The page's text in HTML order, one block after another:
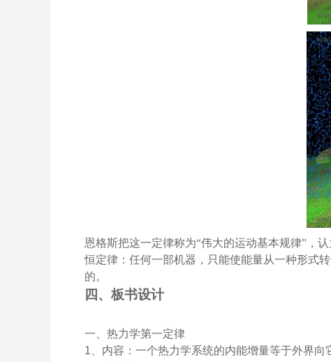
恩格斯把这一定律称为“伟大的运动基本规律”，
恒定律：任何一部机器，只能使能量从一种形式
的。
四、板书设计
一、热力学第一定律
1 、内容：一个热力学系统的内能增量等于外界